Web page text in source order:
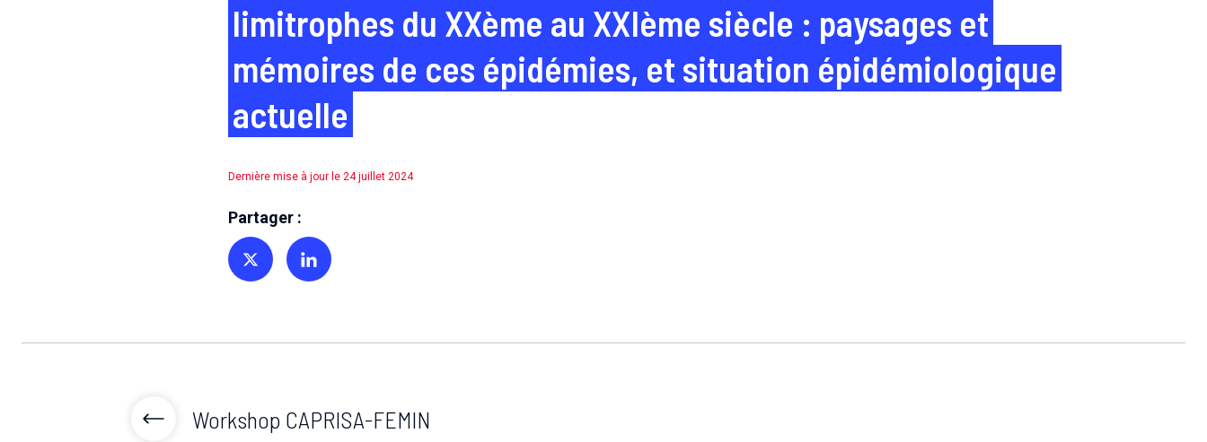
limitrophes du XXème au XXIème siècle : paysages et
mémoires de ces épidémies, et situation épidémiologique
actuelle
Dernière mise à jour le 24 juillet 2024
Partager :
Partager sur TwitterPartager sur Linkedin
Workshop CAPRISA-FEMIN